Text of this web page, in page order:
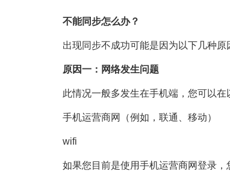
不能同步怎么办？
出现同步不成功可能是因为以下几种原
原因一：网络发生问题
此情况一般多发生在手机端，您可以在
手机运营商网（例如，联通、移动）
wifi
如果您目前是使用手机运营商网登录，